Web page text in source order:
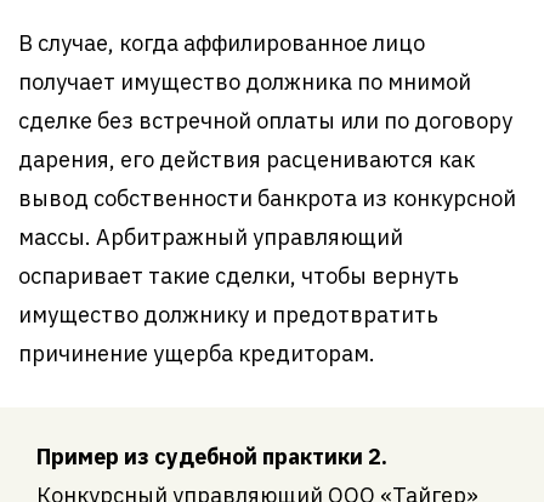
В случае, когда аффилированное лицо
получает имущество должника по мнимой
сделке без встречной оплаты или по договору
дарения, его действия расцениваются как
вывод собственности банкрота из конкурсной
массы. Арбитражный управляющий
оспаривает такие сделки, чтобы вернуть
имущество должнику и предотвратить
причинение ущерба кредиторам.
Пример из судебной практики 2.
Конкурсный управляющий ООО «Тайгер»